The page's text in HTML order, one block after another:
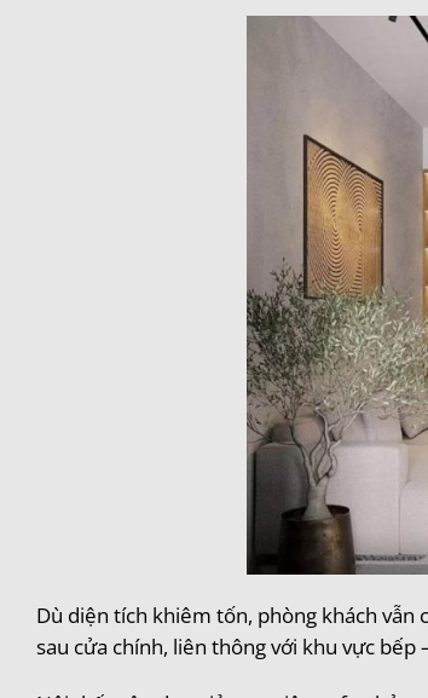
Dù diện tích khiêm tốn, phòng khách
sau cửa chính, liên thông với khu vực